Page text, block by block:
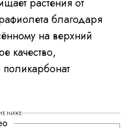
благодаря
на верхний
качество,
НИЖЕ